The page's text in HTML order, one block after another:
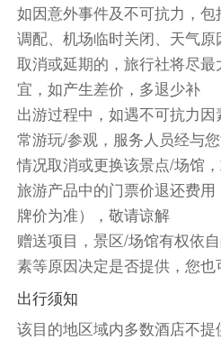
第11天 波士顿-西点军校-
同兼司机|包车·限10小时）
早餐后，驱车前往西点
由活动
Woodbury自由活动
Woodbury午餐自理
提供多个酒店供您选择
酒店”“更多房型”来查看
终入住以您的选择为准。
① 酒店预订页面明确展
餐及取消政策。
② 默认房型早餐含餐情
如因意外事件及不可抗力，
调配、机场临时关闭、天气
取消或延期的，旅行社将尽
宜，如产生差价，多退少补
出游过程中，如遇不可抗力
常游玩/参观，服务人员经与
情况取消或更换该景点/场馆
旅游产品中的门票价退还费
牌价为准），敬请谅解
赠送项目，景区/场馆有权依
素等原因决定是否提供，您
出行须知
该目的地区域内多数酒店不